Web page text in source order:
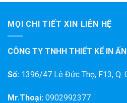
MỌI CHI TIẾT XIN LIÊN HỆ
CÔNG TY TNHH THIẾT KẾ IN
Số: 1396/47 Lê Đức Thọ, F13, Q.
Mr.Thoại: 0902992377